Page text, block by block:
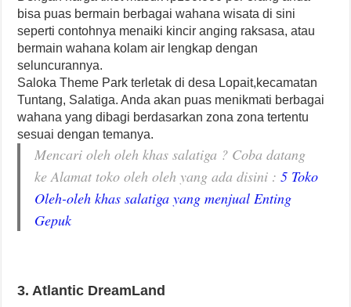
bisa puas bermain berbagai wahana wisata di sini
seperti contohnya menaiki kincir anging raksasa, atau
bermain wahana kolam air lengkap dengan
seluncurannya.
Saloka Theme Park terletak di desa Lopait,kecamatan
Tuntang, Salatiga. Anda akan puas menikmati berbagai
wahana yang dibagi berdasarkan zona zona tertentu
sesuai dengan temanya.
Mencari oleh oleh khas salatiga ? Coba datang
ke Alamat toko oleh oleh yang ada disini :5 Toko
Oleh-oleh khas salatiga yang menjual Enting
Gepuk
3. Atlantic DreamLand